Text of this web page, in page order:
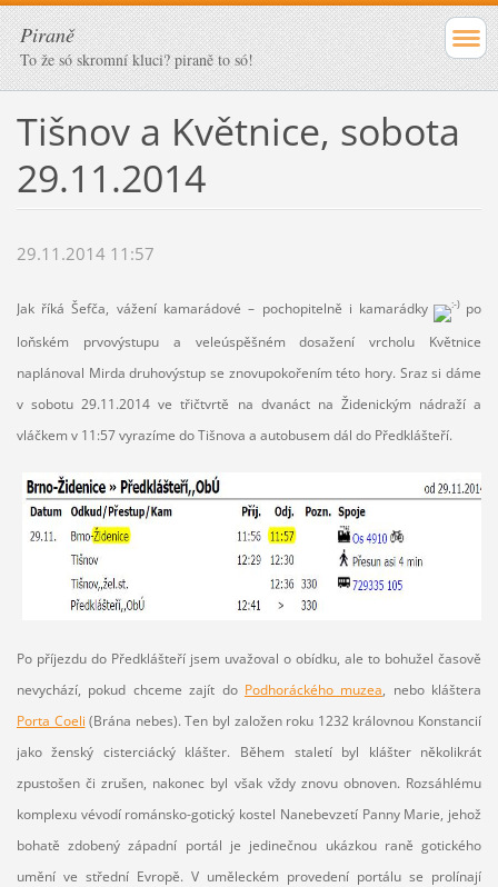
Piraně
To že só skromní kluci? piraně to só!
Tišnov a Květnice, sobota
29.11.2014
29.11.2014 11:57
Jak říká Šefča, vážení kamarádové – pochopitelně i kamarádky
po
loňském prvovýstupu a veleúspěšném dosažení vrcholu Květnice
naplánoval Mirda druhovýstup se znovupokořením této hory. Sraz si dáme
v sobotu 29.11.2014 ve třičtvrtě na dvanáct na Židenickým nádraží a
vláčkem v 11:57 vyrazíme do Tišnova a autobusem dál do Předklášteří.
Po příjezdu do Předklášteří jsem uvažoval o obídku, ale to bohužel časově
nevychází, pokud chceme zajít do Podhoráckého muzea, nebo kláštera
Porta Coeli (Brána nebes). Ten byl založen roku 1232 královnou Konstancií
jako ženský cisterciácký klášter. Během staletí byl klášter několikrát
zpustošen či zrušen, nakonec byl však vždy znovu obnoven. Rozsáhlému
komplexu vévodí románsko-gotický kostel Nanebevzetí Panny Marie, jehož
bohatě zdobený západní portál je jedinečnou ukázkou raně gotického
umění ve střední Evropě. V uměleckém provedení portálu se prolínají